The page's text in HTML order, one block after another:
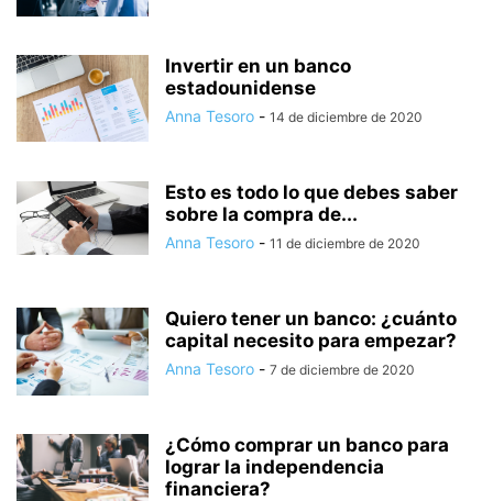
Invertir en un banco
estadounidense
Anna Tesoro - 14 de diciembre de 2020
Esto es todo lo que debes saber
sobre la compra de...
Anna Tesoro - 11 de diciembre de 2020
Quiero tener un banco: ¿cuánto
capital necesito para empezar?
Anna Tesoro - 7 de diciembre de 2020
¿Cómo comprar un banco para
lograr la independencia
financiera?